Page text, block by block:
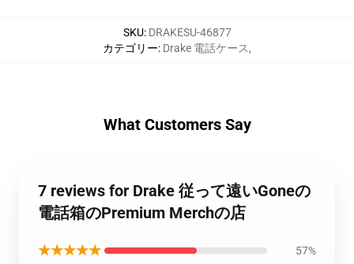
SKU: DRAKESU-46877
カテゴリー: Drake 電話ケース,
What Customers Say
7 reviews for Drake 従って遠いGoneの
電話箱のPremium Merchの店
★★★★★ 57%